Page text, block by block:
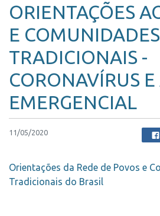
ORIENTAÇÕES
E COMUNIDADES
TRADICIONAIS -
CORONAVÍRUS
EMERGENCIAL
11/05/2020
Orientações da Rede de Povos e
Tradicionais do Brasil